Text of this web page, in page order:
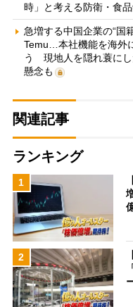
時」と考える防衛・食
急増する中国企業の“国
Temu…本社機能を海外
う 現地人を隠れ蓑にし
懸念も
関連記事
ランキング
1
2